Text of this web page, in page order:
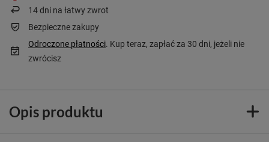
14dni na łatwy zwrot
Bezpieczne zakupy
Odroczone płatności. Kup teraz, zapłać za 30 dni, jeżeli nie
zwrócisz
Opis produktu